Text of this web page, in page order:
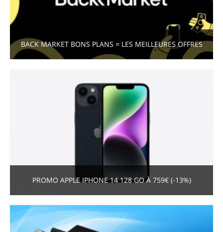
BACK MARKET BONS PLANS = LES MEILLEURES OFFRES
PROMO APPLE IPHONE 14 128 GO À 759€ (-13%)